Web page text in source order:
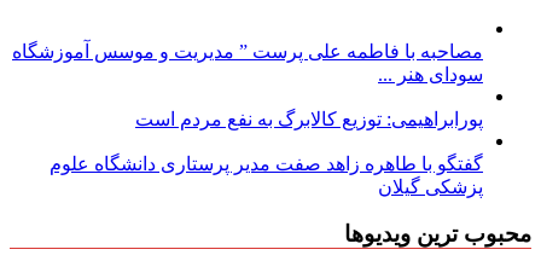
مصاحبه با فاطمه علی پرست ” مدیریت و موسس آموزشگاه
سودای هنر ...
پورابراهیمی: توزیع کالابرگ به نفع مردم است
گفتگو با طاهره زاهد صفت مدیر پرستاری دانشگاه علوم
پزشکی گیلان
محبوب ترین ویدیوها